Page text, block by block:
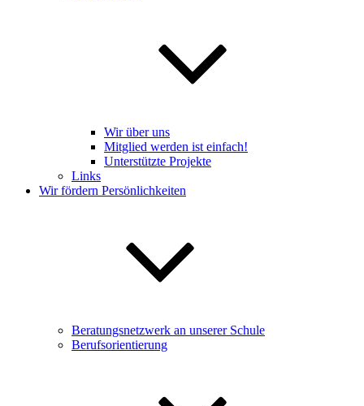
Wir über uns
Mitglied werden ist einfach!
Unterstützte Projekte
Links
Wir fördern Persönlichkeiten
Beratungsnetzwerk an unserer Schule
Berufsorientierung